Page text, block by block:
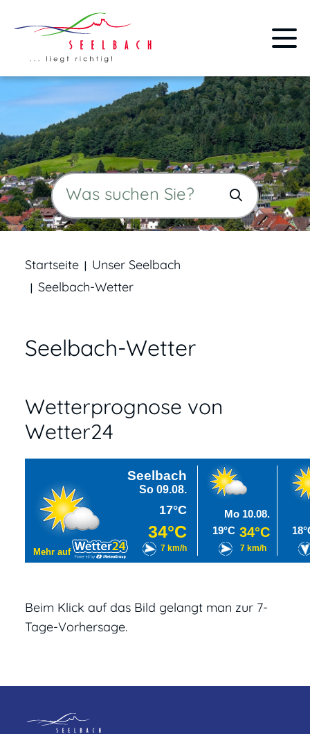
Startseite
Unser Seelbach
Seelbach-Wetter
Seelbach-Wetter
Wetterprognose von
Wetter24
Seelbach
So 09.08.
17°C
34°C
7 km/h
Mehr auf
Mo 10.08.
19°C 34°C
7 km/h
Beim Klick auf das Bild gelangt man zur 7-
Tage-Vorhersage.